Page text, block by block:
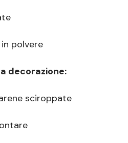
polvere
decorazione:
sciroppate